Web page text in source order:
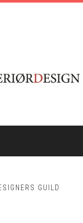
GUILD